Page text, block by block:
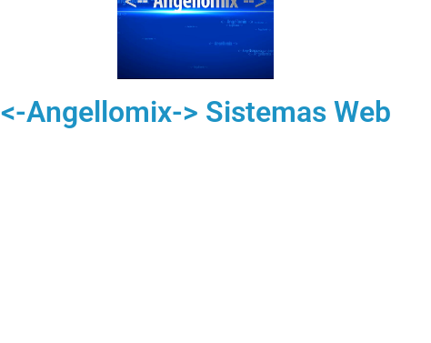
<-Angellomix-> Sistemas Web